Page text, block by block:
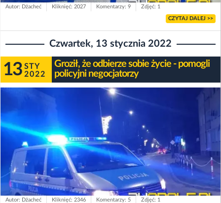
Autor: Dżacheć Kliknięć: 2027 Komentarzy: 9 Zdjęć: 1
CZYTAJ DALEJ >>
Czwartek, 13 stycznia 2022
13 STY
2022
Groził, że odbierze sobie życie - pomogli
policyjni negocjatorzy
Autor: Dżacheć Kliknięć: 2346 Komentarzy: 5 Zdjęć: 1